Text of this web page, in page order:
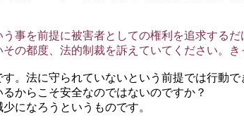
う事を前提に被害者としての権利を追求するだ
の都度、法的制裁を訴えていてください。き
。法に守られていないという前提では行動で
からこそ安全なのではないのですか？
になろうというものです。